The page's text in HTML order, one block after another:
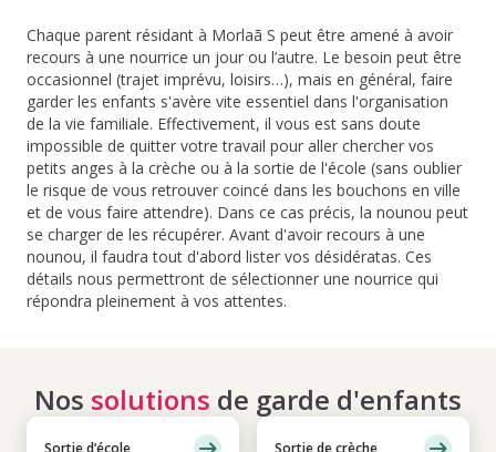
Chaque parent résidant à Morlaã S peut être amené à avoir
recours à une nourrice un jour ou l’autre. Le besoin peut être
occasionnel (trajet imprévu, loisirs…), mais en général, faire
garder les enfants s'avère vite essentiel dans l'organisation
de la vie familiale. Effectivement, il vous est sans doute
impossible de quitter votre travail pour aller chercher vos
petits anges à la crèche ou à la sortie de l'école (sans oublier
le risque de vous retrouver coincé dans les bouchons en ville
et de vous faire attendre). Dans ce cas précis, la nounou peut
se charger de les récupérer. Avant d'avoir recours à une
nounou, il faudra tout d'abord lister vos désidératas. Ces
détails nous permettront de sélectionner une nourrice qui
répondra pleinement à vos attentes.
Nos solutions de garde d'enfants
Sortie d’école Sortie de crèche